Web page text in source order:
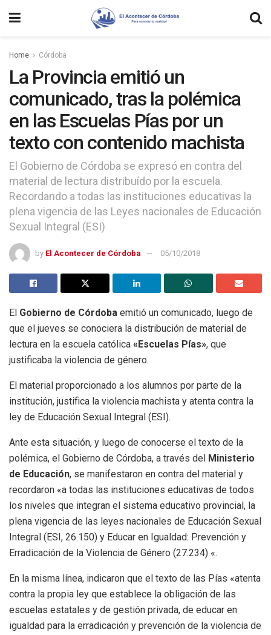
Home Córdoba
La Provincia emitió un
comunicado, tras la polémica
en las Escuelas Pías por un
texto con contenido machista
El Gobierno de Córdoba se expresó en contra del
material de lectura distribuído por la escuela.
Recordando a todas las instituciones educativas la
plena vigencia de las Leyes nacionales de Educación
Sexual Integral (ESI)
by El Acontecer de Córdoba 05/10/2018
El Gobierno de Córdoba emitió un comunicado, luego de
que el jueves se conociera la distribución de material de
lectura en la escuela católica «Escuelas Pías», que
justificaba la violencia de género.
El material proporcionado a los alumnos por parte de la
institución, justifica la violencia machista y atenta contra la
ley de Educación Sexual Integral (ESI).
Ante esta situación, y luego de conocerse el texto de la
polémica, el Gobierno de Córdoba, a través del Ministerio
de Educación, se manifestaron en contra del material y
recordaron «a todas las instituciones educativas de todos
los niveles que integran el sistema educativo provincial, la
plena vigencia de las leyes nacionales de Educación Sexual
Integral (ESI, 26.150) y Educar en Igualdad: Prevención y
Erradicación de la Violencia de Género (27.234) «.
En la misma línea, indicaron que el texto de las Pías «atenta
contra la propia ley que establece la obligación de las
escuelas estatales y de gestión privada, de educar en
igualdad para la erradicación y prevención de la violencia de